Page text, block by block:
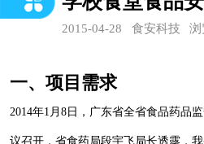
2015-04-28 食安科技 浏
一、项目需求
2014年1月8日，广东省全省食品药品
议召开，省食药局段宇飞局长透露，